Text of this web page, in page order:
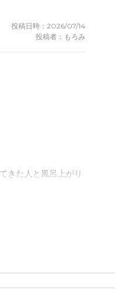
投稿日時：2026/07/14
投稿者：もろみ
きた人と風呂上がり
部屋はベットを置い